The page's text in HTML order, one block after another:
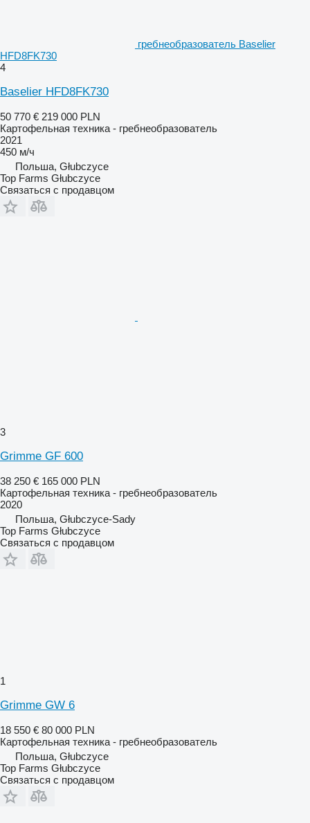
гребнеобразователь Baselier
HFD8FK730
4
Baselier HFD8FK730
50 770 € 219 000 PLN
Картофельная техника - гребнеобразователь
2021
450 м/ч
Польша, Głubczyce
Top Farms Głubczyce
Связаться с продавцом
3
Grimme GF 600
38 250 € 165 000 PLN
Картофельная техника - гребнеобразователь
2020
Польша, Głubczyce-Sady
Top Farms Głubczyce
Связаться с продавцом
1
Grimme GW 6
18 550 € 80 000 PLN
Картофельная техника - гребнеобразователь
Польша, Głubczyce
Top Farms Głubczyce
Связаться с продавцом